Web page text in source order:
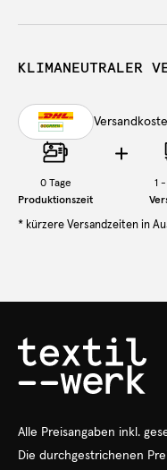
KLIMANEUTRALER
0Tage
Produktionszeit
1
* kürzere Versandzeiten in
Alle Preisangaben inkl.
Die durchgestrichenen